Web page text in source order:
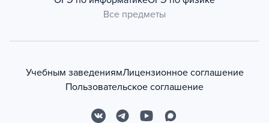
Все предметы
Учебным заведениямЛицензионное соглашение
Пользовательское соглашение